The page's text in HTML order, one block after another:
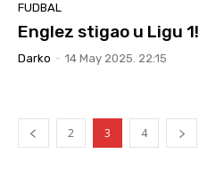
FUDBAL
Englez stigao u Ligu 1!
Darko - 14 May 2025. 22:15
2 3 4